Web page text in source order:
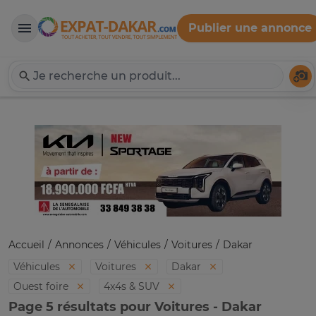
Expat-Dakar
Publier une annonce
Accueil Annonces Véhicules Voitures
Dakar
Véhicules
Voitures
Dakar
Ouest foire
4x4s & SUV
Page 5 résultats pour Voitures - Dakar